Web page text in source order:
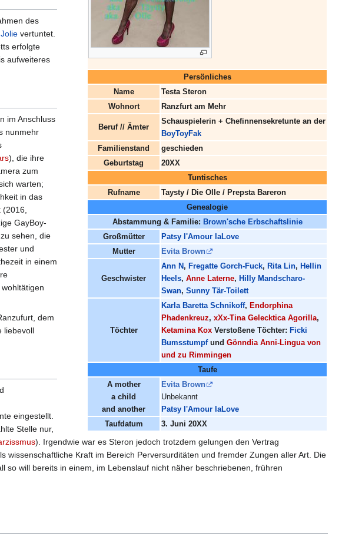
Persönliches
Name
Testa Steron
Wohnort
Ranzfurt am Mehr
Beruf // Ämter
Schauspielerin + Chefinnensekretunte an der
BoyToyFak
Familienstand
geschieden
Geburtstag
20XX
Tuntisches
Rufname
Taysty / Die Olle / Prepsta Bareron
Genealogie
Abstammung & Familie: Brown'sche Erbschaftslinie
Großmütter
Patsy l'Amour laLove
Mutter
Evita Brown
Geschwister
Ann N , Fregatte Gorch-Fuck, Rita Lin, Hellin
Heels, Anne Laterne, Hilly Mandscharo-
Swan, Sunny Tär-Toilett
Töchter
Karla Baretta Schnikoff, Endorphina
Phadenkreuz, xXx-Tina Gelecktica Agorilla,
Ketamina Kox Verstoßene Töchter: Ficki
Bumsstumpfund Gönndia Anni-Lingua von
und zu Rimmingen
Taufe
A mother
a child
and another
Evita Brown
Unbekannt
Patsy l'Amour laLove
Taufdatum
3. Juni 20XX
des
vertuntet.
erfolgte
aufweiteres
im Anschluss
nunmehr
), die ihre
zum
warten;
in das
(2016,
GayBoy-
sehen, die
und
in einem
dem
liebevoll
eingestellt.
Stelle nur,
). Irgendwie war es Steron jedoch trotzdem gelungen den Vertrag
Kraft im Bereich Perversurditäten und fremder Zungen aller Art. Die
will bereits in einem, im Lebenslauf nicht näher beschriebenen, frühren